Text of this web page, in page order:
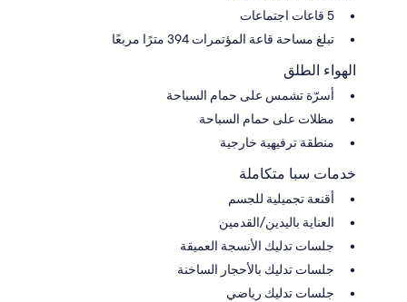
5 قاعات اجتماعات
تبلغ مساحة قاعة المؤتمرات 394 مترًا مربعًا
الهواء الطلق
أسرّة تشمس على حمام السباحة
مظلات على حمام السباحة
منطقة ترفيهية خارجية
خدمات سبا متكاملة
أقنعة تجميلية للجسم
العناية باليدين/القدمين
جلسات تدليك الأنسجة العميقة
جلسات تدليك بالأحجار الساخنة
جلسات تدليك رياضي